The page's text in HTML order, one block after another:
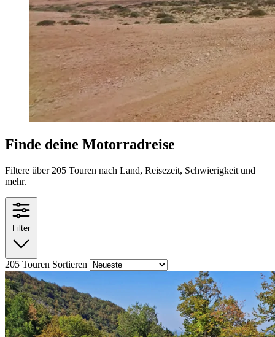
Finde deine Motorradreise
Filtere über 205 Touren nach Land, Reisezeit, Schwierigkeit und
mehr.
Filter
205 Touren Sortieren